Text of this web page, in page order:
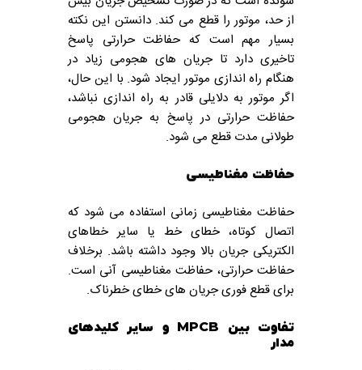
از حد، موتور را قطع می کند. دانستن این نکته
بسیار مهم است که حفاظت حرارتی پاسخ
تاخیری دارد تا جریان های هجومی زیاد در
هنگام راه اندازی موتور ایجاد شود. با این حال،
اگر موتور به دلایلی قادر به راه اندازی نباشد،
حفاظت حرارتی در پاسخ به جریان هجومی
طولانی مدت قطع می شود.
حفاظت مغناطیسی
حفاظت مغناطیسی زمانی استفاده می شود که
اتصال کوتاه، خطای خط یا سایر خطاهای
الکتریکی جریان بالا وجود داشته باشد. برخلاف
حفاظت حرارتی، حفاظت مغناطیسی آنی است.
برای قطع فوری جریان های خطای خطرناک.
تفاوت بین MPCB و سایر کلیدهای
مدار